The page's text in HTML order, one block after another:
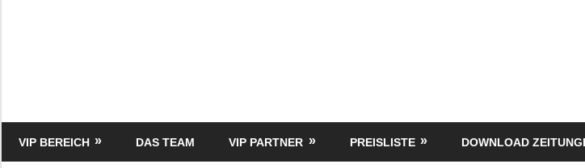
Media
VIP BEREICH DAS TEAM VIP PARTNER PREISLISTE DOWNLOAD